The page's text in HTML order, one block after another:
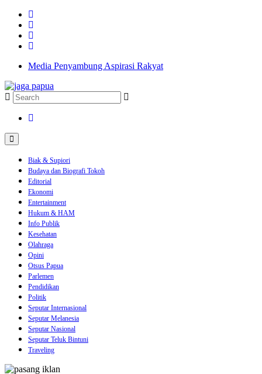
Media Penyambung Aspirasi Rakyat
Biak & Supiori
Budaya dan Biografi Tokoh
Editorial
Ekonomi
Entertainment
Hukum & HAM
Info Publik
Kesehatan
Olahraga
Opini
Otsus Papua
Parlemen
Pendidikan
Politik
Seputar Internasional
Seputar Melanesia
Seputar Nasional
Seputar Teluk Bintuni
Traveling